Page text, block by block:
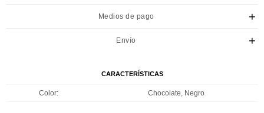
Medios de pago
Envío
CARACTERÍSTICAS
Color Chocolate, Negro